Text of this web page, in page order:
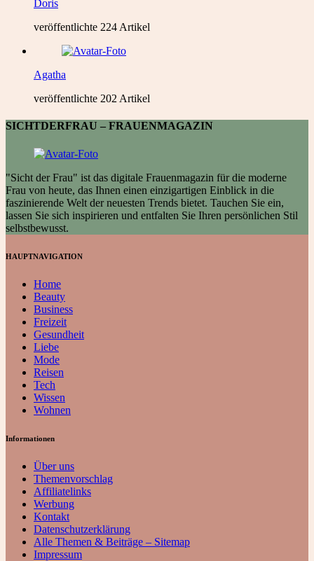
Doris
veröffentlichte 224 Artikel
Agatha
veröffentlichte 202 Artikel
SICHTDERFRAU – FRAUENMAGAZIN
"Sicht der Frau" ist das digitale Frauenmagazin für die moderne
Frau von heute, das Ihnen einen einzigartigen Einblick in die
faszinierende Welt der neuesten Trends bietet. Tauchen Sie ein,
lassen Sie sich inspirieren und entfalten Sie Ihren persönlichen Stil
selbstbewusst.
HAUPTNAVIGATION
Home
Beauty
Business
Freizeit
Gesundheit
Liebe
Mode
Reisen
Tech
Wissen
Wohnen
Informationen
Über uns
Themenvorschlag
Affiliatelinks
Werbung
Kontakt
Datenschutzerklärung
Alle Themen & Beiträge – Sitemap
Impressum